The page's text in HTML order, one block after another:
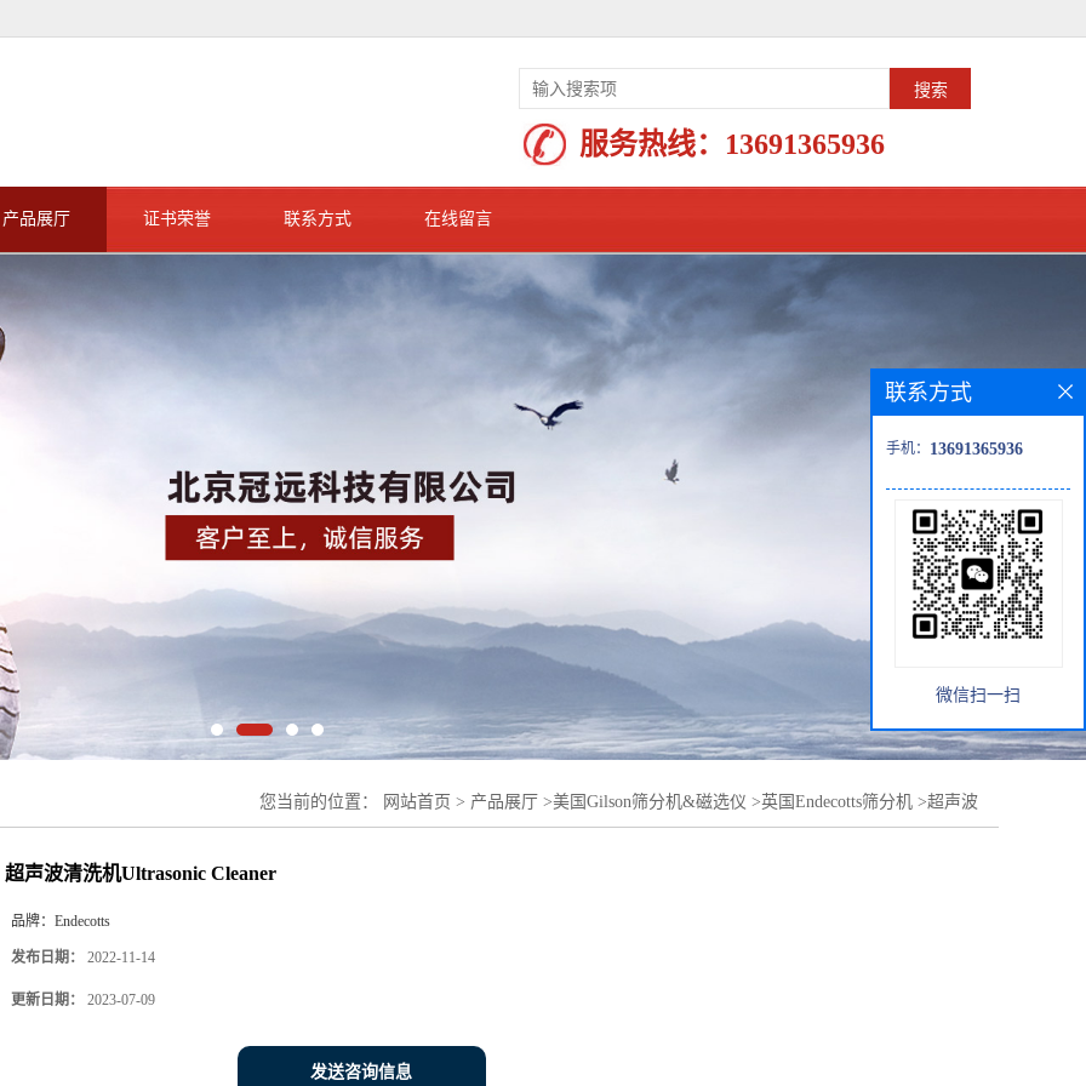
服务热线： 13691365936
产品展厅 证书荣誉 联系方式 在线留言
您当前的位置： 网站首页 > 产品展厅 >美国Gilson筛分机&磁选仪 >英国Endecotts筛分机 >超声波
超声波清洗机Ultrasonic Cleaner
品牌： Endecotts
发布日期： 2022-11-14
更新日期： 2023-07-09
发送咨询信息
联系方式
手机： 13691365936
微信扫一扫